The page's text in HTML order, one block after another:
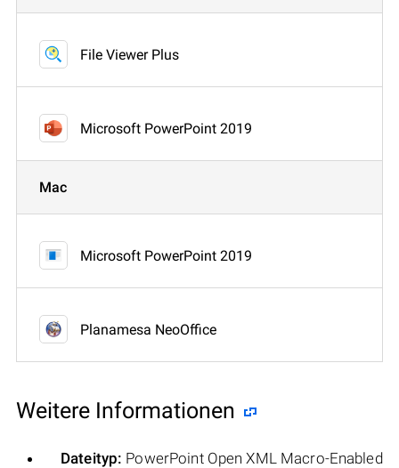
File Viewer Plus
Microsoft PowerPoint 2019
Mac
Microsoft PowerPoint 2019
Planamesa NeoOffice
Weitere Informationen
Dateityp: PowerPoint Open XML Macro-Enabled